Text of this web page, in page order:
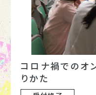
コロナ禍でのオ
りかた